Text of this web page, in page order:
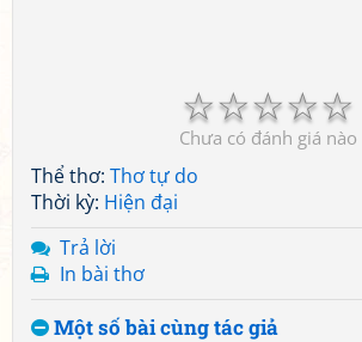
☆
☆
☆
☆
☆
Chưa có đánh giá nào
Thể thơ: Thơ tự do
Thời kỳ: Hiện đại
Trả lời
In bài thơ
Một số bài cùng tác giả